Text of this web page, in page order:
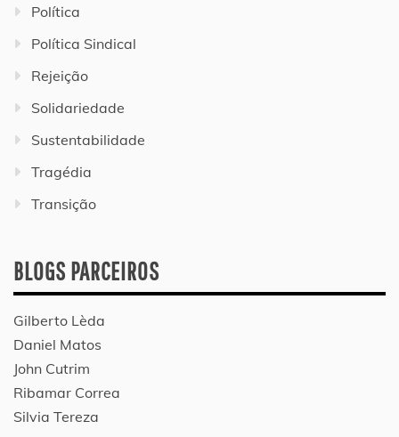
Política
Política Sindical
Rejeição
Solidariedade
Sustentabilidade
Tragédia
Transição
BLOGS PARCEIROS
Gilberto Lèda
Daniel Matos
John Cutrim
Ribamar Correa
Silvia Tereza